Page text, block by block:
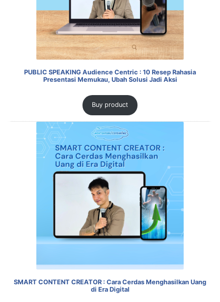
PUBLIC SPEAKING Audience Centric : 10 Resep Rahasia
Presentasi Memukau, Ubah Solusi Jadi Aksi
Buy product
SMART CONTENT CREATOR : Cara Cerdas Menghasilkan Uang
di Era Digital